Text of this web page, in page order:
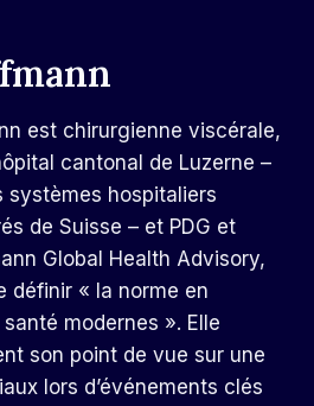
est chirurgienne viscérale,
cantonal de Luzerne –
systèmes hospitaliers
de Suisse – et PDG et
Global Health Advisory,
définir « la norme en
modernes ». Elle
son point de vue sur une
lors d’événements clés